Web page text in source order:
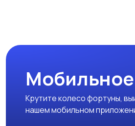
Крутите колесо фортуны,
нашем мобильном